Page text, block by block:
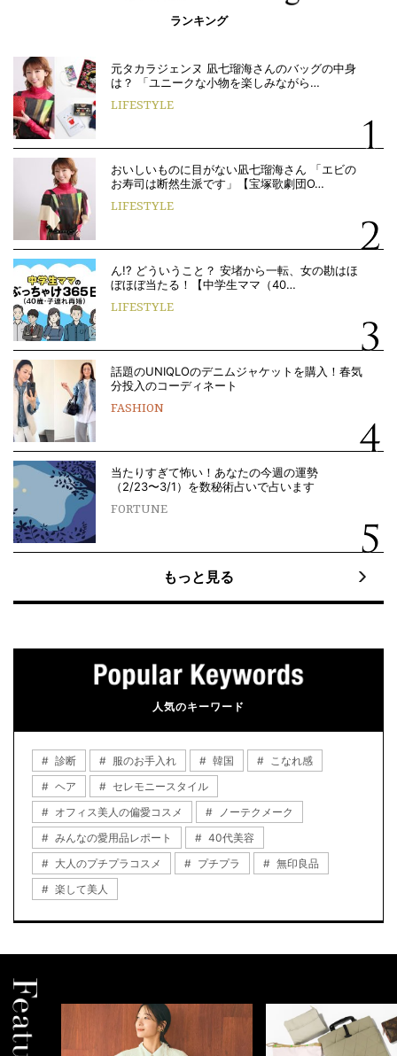
ランキング
元タカラジェンヌ 凪七瑠海さんのバッグの中身
は？ 「ユニークな小物を楽しみながら…
LIFESTYLE
おいしいものに目がない凪七瑠海さん 「エビの
お寿司は断然生派です」【宝塚歌劇団O…
LIFESTYLE
ん!? どういうこと？ 安堵から一転、女の勘はほ
ぼほぼ当たる！【中学生ママ（40…
LIFESTYLE
話題のUNIQLOのデニムジャケットを購入！春気
分投入のコーディネート
FASHION
当たりすぎて怖い！あなたの今週の運勢
（2/23〜3/1）を数秘術占いで占います
FORTUNE
もっと見る
人気のキーワード
診断 服のお手入れ 韓国
こなれ感
ヘア
セレモニースタイル
オフィス美人の偏愛コスメ
ノーテクメーク
みんなの愛用品レポート
40代美容
大人のプチプラコスメ
プチプラ
無印良品
楽して美人